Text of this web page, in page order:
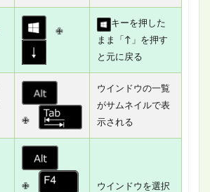
✙
キーを押した
まま「↑」を押す
と元に戻る
✙
ウインドウの一覧
がサムネイルで表
示される
✙
ウインドウを選択